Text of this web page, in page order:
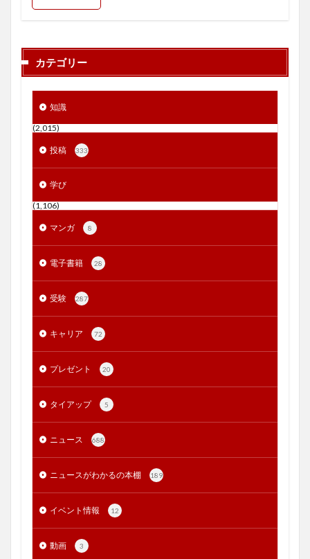
カテゴリー
知識
(2,015)
投稿 333
学び
(1,106)
マンガ 8
電子書籍 28
受験 287
キャリア 72
プレゼント 20
タイアップ 5
ニュース 688
ニュースがわかるの本棚 189
イベント情報 12
動画 3